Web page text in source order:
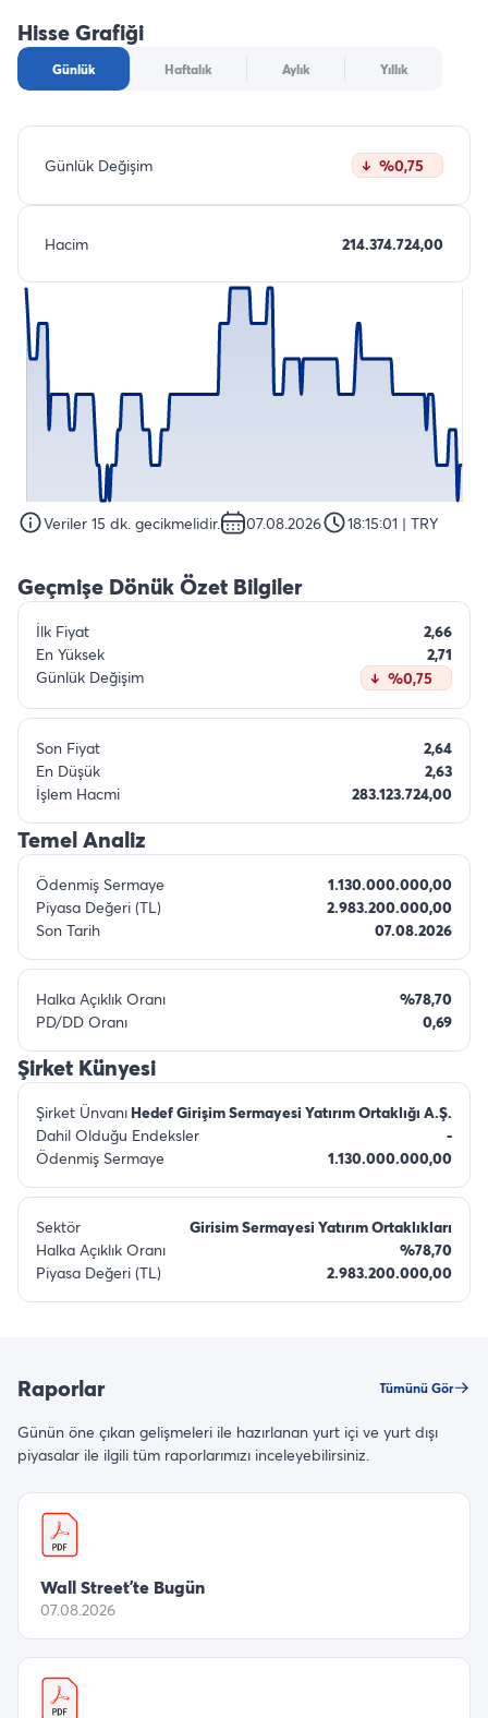
Hisse Grafiği
Günlük Haftalık Aylık Yıllık
Günlük Değişim %0,75
Hacim 214.374.724,00
Veriler 15 dk. gecikmelidir. 07.08.2026 18:15:01 | TRY
Geçmişe Dönük Özet Bilgiler
İlk Fiyat
2,66
En Yüksek
2,71
Günlük Değişim
%0,75
Son Fiyat
2,64
En Düşük
2,63
İşlem Hacmi
283.123.724,00
Temel Analiz
Ödenmiş Sermaye
1.130.000.000,00
Piyasa Değeri (TL)
2.983.200.000,00
Son Tarih
07.08.2026
Halka Açıklık Oranı
%78,70
PD/DD Oranı
0,69
Şirket Künyesi
Şirket Ünvanı Hedef Girişim Sermayesi Yatırım Ortaklığı A.Ş.
Dahil Olduğu Endeksler
-
Ödenmiş Sermaye
1.130.000.000,00
Sektör
Girisim Sermayesi Yatırım Ortaklıkları
Halka Açıklık Oranı
%78,70
Piyasa Değeri (TL)
2.983.200.000,00
Raporlar Tümünü Gör
Günün öne çıkan gelişmeleri ile hazırlanan yurt içi ve yurt dışı
piyasalar ile ilgili tüm raporlarımızı inceleyebilirsiniz.
Wall Street’te Bugün
07.08.2026